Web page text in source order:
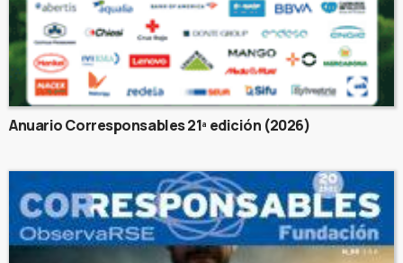
Anuario Corresponsables 21ª edición (2026)